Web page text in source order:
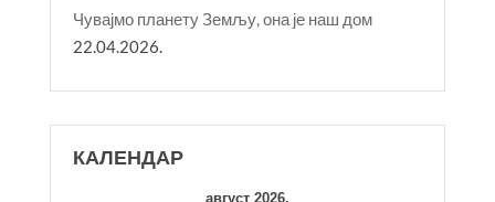
Чувајмо планету Земљу, она је наш дом
22.04.2026.
КАЛЕНДАР
август 2026.